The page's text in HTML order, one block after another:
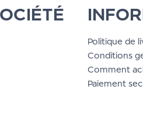
Politique de
Conditions
Comment
Paiement